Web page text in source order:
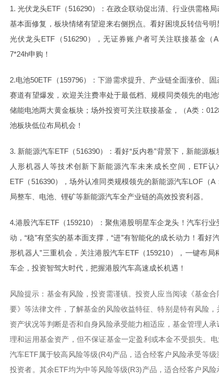
1. 光伏龙头ETF（516290）：在政企联动促出清、行业供需格
基本面修复，板块情绪有望迎来右侧拐点。看好困境反转信号
光伏龙头ETF（516290），无证券账户者可关注联接基金（
7*24h申购！
2.电池50ETF（159796）：下游需求提升、产业链全面涨价、
赛道有望爆发，欢迎关注费率处于最低档、规模同类领先的电
储能电池两大黄金板块；场外投资可关注联接基金，（A类：
池板块低位布局机会！
3. 新能源汽车ETF（516390）：看好“反内卷”背景下，新能源
人形机器人等技术创新下新能源汽车未来成长空间，ETF
ETF（516390），场外认准同类规模领先的新能源汽车LOF（A
局整车、电池、锂矿等新能源汽车全产业链的高效投资利器。
4.港股汽车ETF（159210）：聚焦港股明星车企龙头！汽车行
动，“稳”有坚实的基本面支撑，“进”有智能化的成长动力！看好
形机器人”三重机会，关注港股汽车ETF（159210），一键布
车企，投资智驾大时代，把握港股汽车高速成长机遇！
风险提示：基金有风险，投资需谨镇。投资人应当阅读《基金
要》等法律文件，了解基金的风险收益特征、特别是特有风险
资产状况等判断是否和自身风险承受能力相适应，基金管理人
理和运用基金资产，但不保证基金一定盈利或本金不受损失。
汽车ETF属于较高风险等级(R4)产品，适合经客户风险承受等
投资者。其余ETF均为中等风险等级(R3)产品，适合经客户风